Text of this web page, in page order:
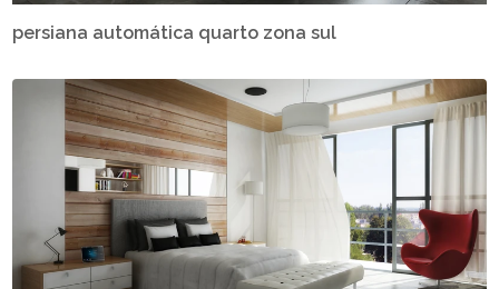
persiana automática quarto zona sul